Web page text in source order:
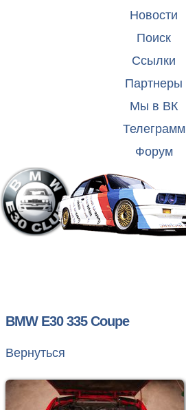
Новости
Поиск
Ссылки
Партнеры
Мы в ВК
Телеграмм
Форум
BMW E30 335 Coupe
Вернуться